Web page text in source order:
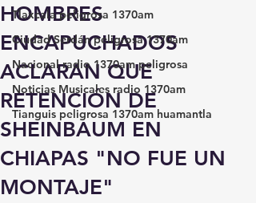
Tlaxcala peligrosa 1370am
Ciudad Serdán peligrosa 1370am
Nacional radio 1370am peligrosa
Noticias Musicales radio 1370am
Tianguis peligrosa 1370am huamantla
HOMBRES
ENCAPUCHADOS
ACLARAN QUE
RETENCIÓN DE
SHEINBAUM EN
CHIAPAS "NO FUE UN
MONTAJE"